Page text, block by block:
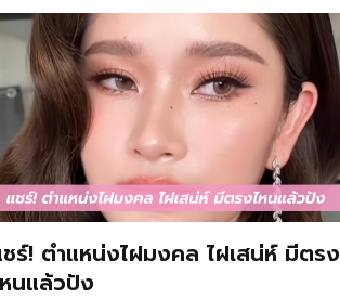
ร์! ตำแหน่งไฝมงคล ไฝเสน่ห์ มีตรง
นแล้วปัง